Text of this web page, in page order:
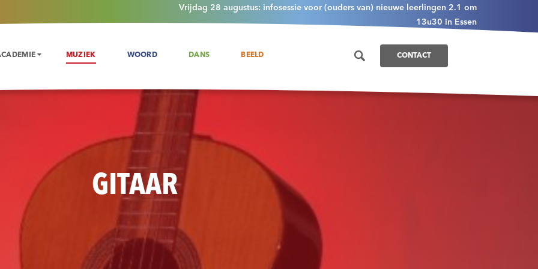
Vrijdag 28 augustus: infosessie voor (ouders van) nieuwe leerlingen 2.1 om
13u30 in Essen
MUZIEK WOORD DANS BEELD CONTACT
GITAAR